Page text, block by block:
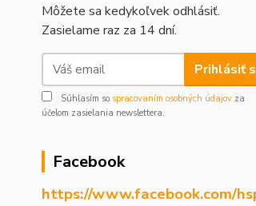
Môžete sa kedykoľvek odhlásiť.
Zasielame raz za 14 dní.
Prihlásiť
Súhlasím so spracovaním osobných údajov za
účelom zasielania newslettera.
Facebook
https://www.facebook.com/